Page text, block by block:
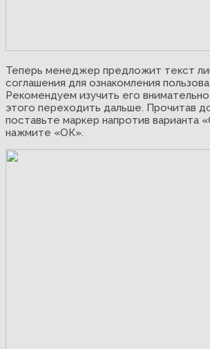
Теперь менеджер предложит текст
соглашения для ознакомления
Рекомендуем изучить его
этого переходить дальше. Прочитав
поставьте маркер напротив варианта
нажмите «ОК».